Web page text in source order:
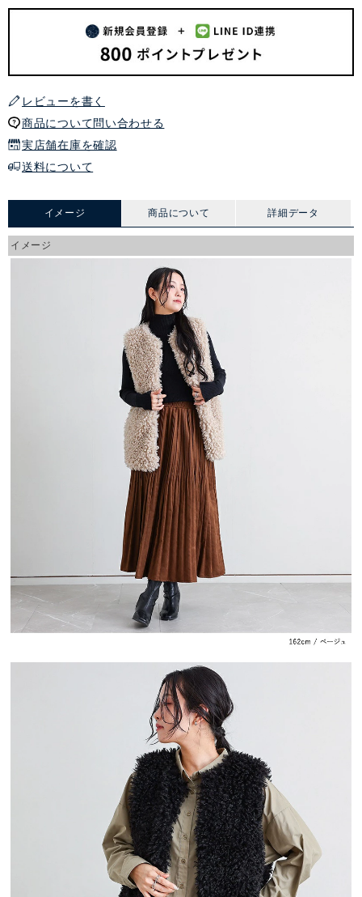
レビューを書く
商品について問い合わせる
実店舗在庫を確認
送料について
イメージ 商品について 詳細データ
イメージ